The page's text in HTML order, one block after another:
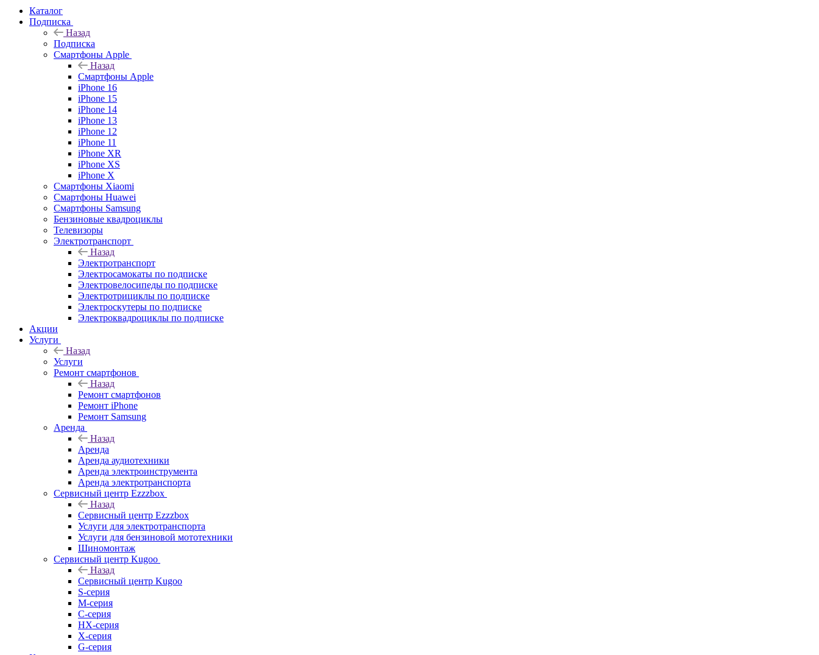
Каталог
Подписка
Назад
Подписка
Смартфоны Apple
Назад
Смартфоны Apple
iPhone 16
iPhone 15
iPhone 14
iPhone 13
iPhone 12
iPhone 11
iPhone XR
iPhone XS
iPhone X
Смартфоны Xiaomi
Смартфоны Huawei
Смартфоны Samsung
Бензиновые квадроциклы
Телевизоры
Электротранспорт
Назад
Электротранспорт
Электросамокаты по подписке
Электровелосипеды по подписке
Электротрициклы по подписке
Электроскутеры по подписке
Электроквадроциклы по подписке
Акции
Услуги
Назад
Услуги
Ремонт смартфонов
Назад
Ремонт смартфонов
Ремонт iPhone
Ремонт Samsung
Аренда
Назад
Аренда
Аренда аудиотехники
Аренда электроинструмента
Аренда электротранспорта
Сервисный центр Ezzzbox
Назад
Сервисный центр Ezzzbox
Услуги для электротранспорта
Услуги для бензиновой мототехники
Шиномонтаж
Сервисный центр Kugoo
Назад
Сервисный центр Kugoo
S-cерия
M-серия
С-серия
HX-серия
X-серия
G-серия